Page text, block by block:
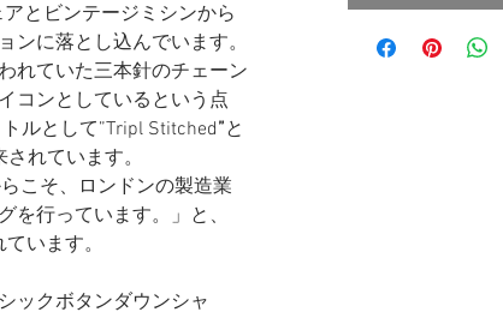
とビンテージミシンから
ンに落とし込んでいます。
れていた三本針のチェーン
コンとしているという点
ルとして”Tripl Stitched”と
れています。
こそ、ロンドンの製造業
を行っています。」と、
います。
ックボタンダウンシャ